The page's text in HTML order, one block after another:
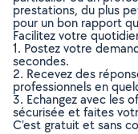
prestations, du plus
pour un bon rapport
Facilitez votre
1. Postez votre
secondes.
2. Recevez des
professionnels en
3. Echangez avec les
sécurisée et faites
C’est gratuit et sans